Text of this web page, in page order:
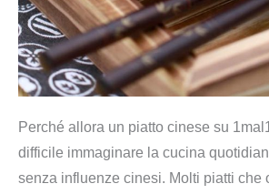
Perché allora un piatto cinese su
difficile immaginare la cucina
senza influenze cinesi. Molti piatti che